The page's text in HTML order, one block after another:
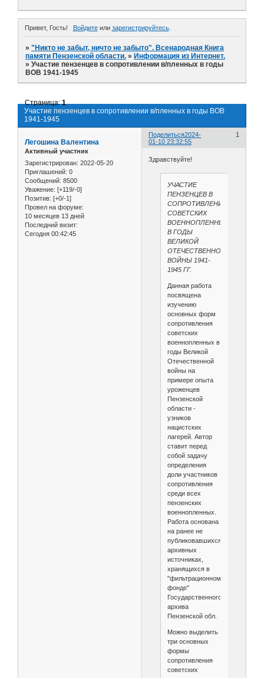
Привет, Гость! Войдитеили зарегистрируйтесь.
»"Никто не забыт, ничто не забыто". Всенародная Книга
памяти Пензенской области. » Информация из Интернет.
»Участие пензенцев в сопротивлении в/пленных в годы
ВОВ 1941-1945
Участие пензенцев в сопротивлении в/пленных в годы ВОВ
1941-1945
Страница:1
Поделиться 1
2024-
01-10 23:32:55
Легошина Валентина
Активный участник
Зарегистрирован: 2022-05-20
Приглашений: 0
Сообщений: 8500
Уважение: [+119/-0]
Позитив: [+0/-1]
Провел на форуме:
10 месяцев 13 дней
Последний визит:
Сегодня 00:42:45
Здравствуйте!
УЧАСТИЕ
ПЕНЗЕНЦЕВ В
СОПРОТИВЛЕНИИ
СОВЕТСКИХ
ВОЕННОПЛЕННЫХ
В ГОДЫ
ВЕЛИКОЙ
ОТЕЧЕСТВЕННОЙ
ВОЙНЫ 1941-
1945 ГГ.
Данная работа
посвящена
изучению
основных форм
сопротивления
советских
военнопленных в
годы Великой
Отечественной
войны на
примере опыта
уроженцев
Пензенской
области -
узников
нацистских
лагерей. Автор
ставит перед
собой задачу
определения
доли участников
сопротивления
среди всех
пензенских
военнопленных.
Работа основана
на ранее не
публиковавшихся
архивных
источниках,
хранящихся в
"фильтрационном
фонде"
Государственного
архива
Пензенской обл.
Можно выделить
три основных
формы
сопротивления
советских